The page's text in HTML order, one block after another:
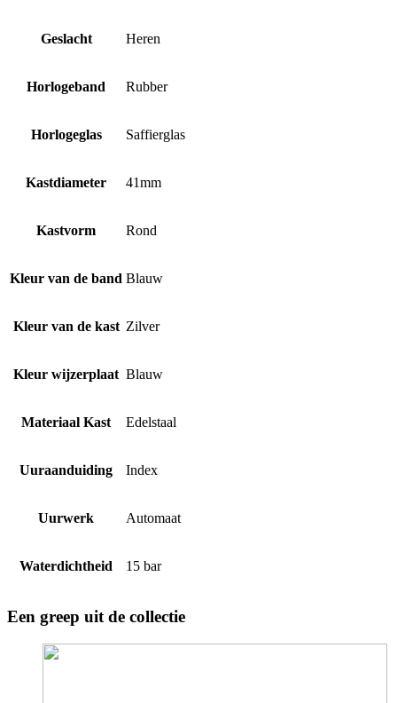
Geslacht Heren
Horlogeband Rubber
Horlogeglas Saffierglas
Kastdiameter 41mm
Kastvorm Rond
Kleur van de band Blauw
Kleur van de kast Zilver
Kleur wijzerplaat Blauw
Materiaal Kast Edelstaal
Uuraanduiding Index
Uurwerk Automaat
Waterdichtheid 15 bar
Een greep uit de collectie